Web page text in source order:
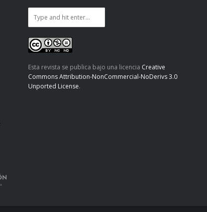
Esta revista se publica bajo una licencia Creative
Commons Attribution-NonCommercial-NoDerivs 3.0
Unported License.